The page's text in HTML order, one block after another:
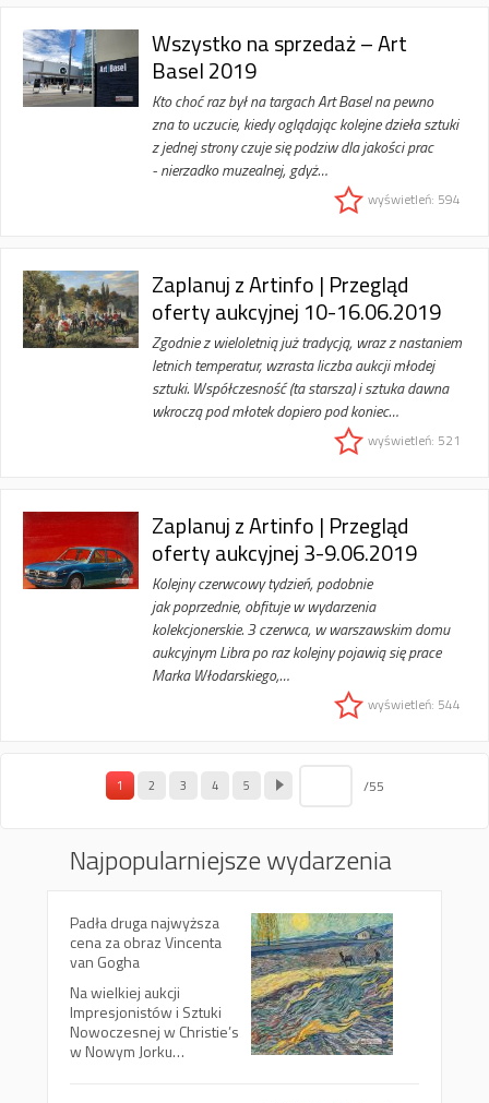
Wszystko na sprzedaż – Art
Basel 2019
Kto choć raz był na targach Art Basel na pewno
zna to uczucie, kiedy oglądając kolejne dzieła sztuki
z jednej strony czuje się podziw dla jakości prac
- nierzadko muzealnej, gdyż…
wyświetleń: 594
Zaplanuj z Artinfo | Przegląd
oferty aukcyjnej 10-16.06.2019
Zgodnie z wieloletnią już tradycją, wraz z nastaniem
letnich temperatur, wzrasta liczba aukcji młodej
sztuki. Współczesność (ta starsza) i sztuka dawna
wkroczą pod młotek dopiero pod koniec…
wyświetleń: 521
Zaplanuj z Artinfo | Przegląd
oferty aukcyjnej 3-9.06.2019
Kolejny czerwcowy tydzień, podobnie
jak poprzednie, obfituje w wydarzenia
kolekcjonerskie. 3 czerwca, w warszawskim domu
aukcyjnym Libra po raz kolejny pojawią się prace
Marka Włodarskiego,…
wyświetleń: 544
1 2 3 4 5 /55
Najpopularniejsze wydarzenia
Padła druga najwyższa
cena za obraz Vincenta
van Gogha
Na wielkiej aukcji
Impresjonistów i Sztuki
Nowoczesnej w Christie’s
w Nowym Jorku…